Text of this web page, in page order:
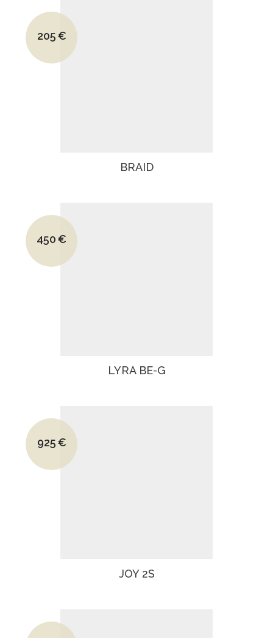
Le prix initial était : 375€.
205€
Le prix actuel est : 205€.
BRAID
Le prix initial était : 585€.
450€
Le prix actuel est : 450€.
LYRA BE-G
Le prix initial était : 1300€.
925€
Le prix actuel est : 925€.
JOY 2S
Le prix initial était : 870€.